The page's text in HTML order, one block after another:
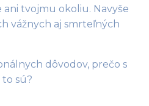
tvojmu okoliu. Navyše
vážnych aj smrteľných
dôvodov, prečo s
sú?